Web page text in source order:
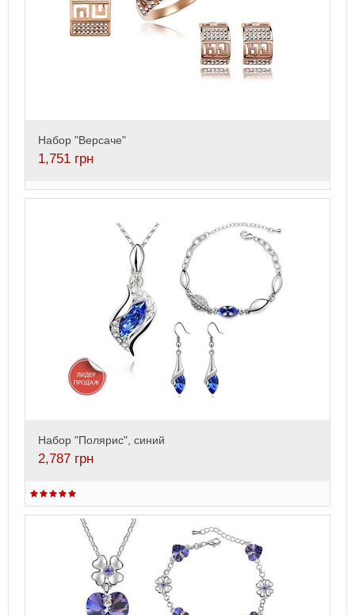
Набор "Версаче"
1,751 грн
Набор "Полярис", синий
2,787 грн